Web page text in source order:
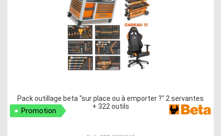
Pack outillage beta "sur place ou à emporter ?" 2 servantes
+ 322 outils
Promotion